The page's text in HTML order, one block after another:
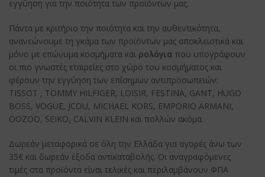
εγγύηση για την ποιότητα των προϊόντων μας.
Πάντα με κριτήριο την ποιότητα και την αυθεντικότητα,
ανανεώνουμε τη γκάμα των προϊόντων μας αποκλειστικά και
μόνο με επώνυμα κοσμήματα και ρολόγια που υπογράφουν
οι πιο γνωστές εταιρείες στο χώρο του κοσμήματος και
φέρουν την εγγύηση των επίσημων αντιπροσωπειών:
TISSOT , TOMMY HILFIGER, LOISIR, FESTINA, GANT, HUGO
BOSS, VOGUE, JCOU, MICHAEL KORS, EMPORIO ARMANI,
OOZOO, SEIKO, CALVIN KLEIN και πολλών ακόμα.
Δωρεάν μεταφορικά σε όλη την Ελλάδα για αγορές άνω των
35€ και δωρεάν έξοδα αντικαταβολής. Οι αναγραφόμενες
τιμές στα προϊόντα είναι τελικές και περιλαμβάνουν ΦΠΑ